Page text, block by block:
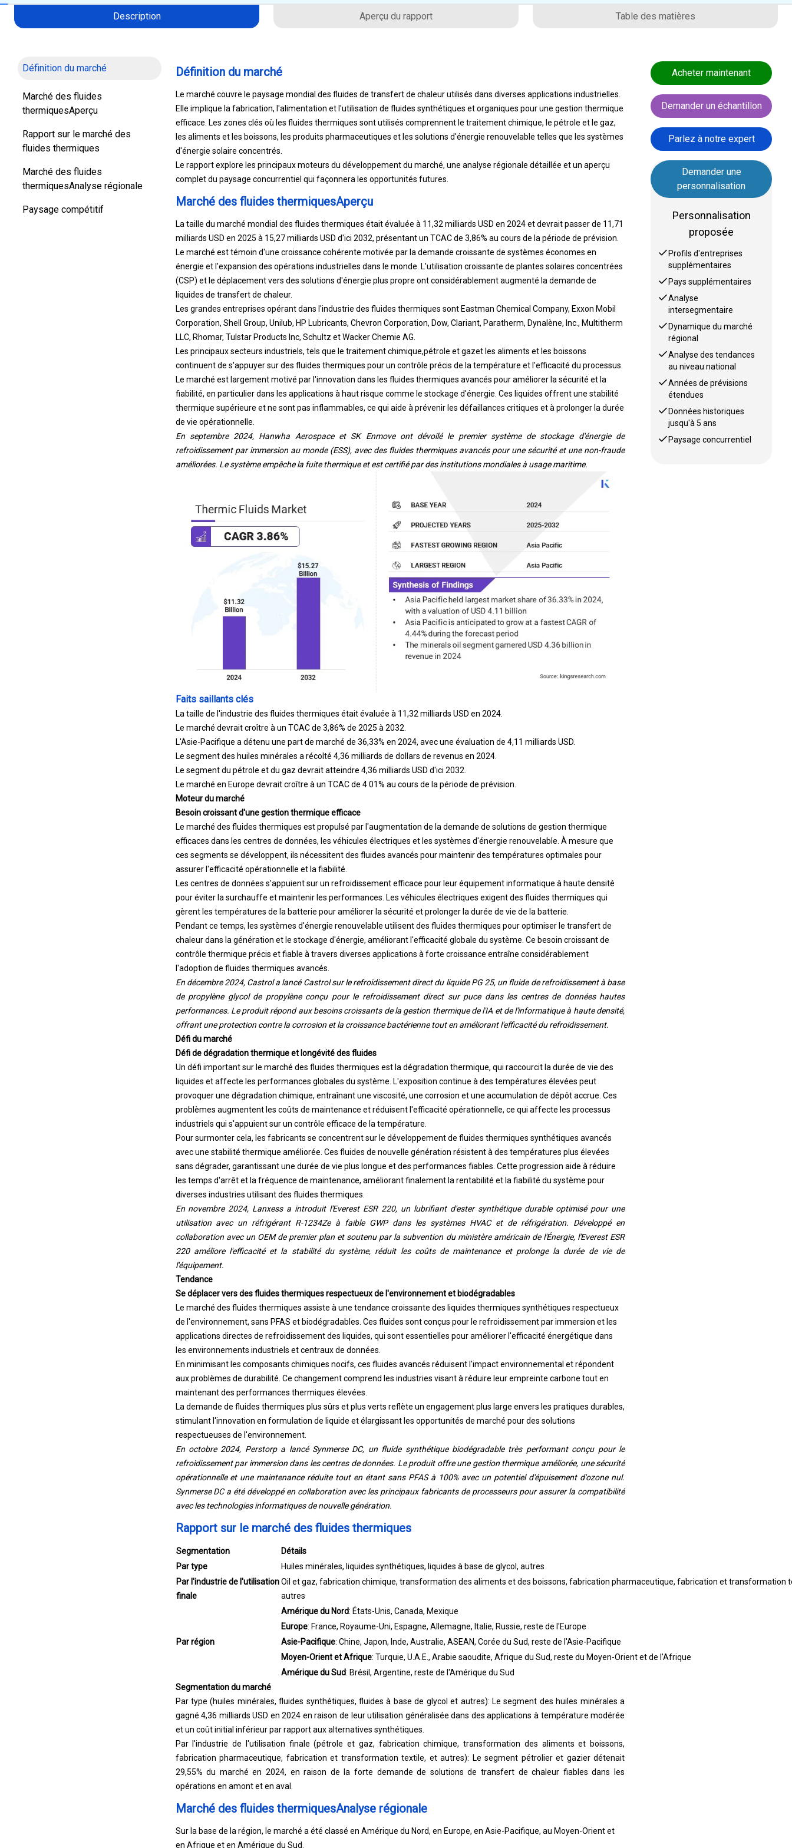
Description Aperçu du rapport Table des matières
Définition du marché
Marché des fluides
thermiquesAperçu
Rapport sur le marché des
fluides thermiques
Marché des fluides
thermiquesAnalyse régionale
Paysage compétitif
Définition du marché
Le marché couvre le paysage mondial des fluides de transfert de chaleur utilisés dans diverses applications industrielles.
Elle implique la fabrication, l'alimentation et l'utilisation de fluides synthétiques et organiques pour une gestion thermique
efficace. Les zones clés où les fluides thermiques sont utilisés comprennent le traitement chimique, le pétrole et le gaz,
les aliments et les boissons, les produits pharmaceutiques et les solutions d'énergie renouvelable telles que les systèmes
d'énergie solaire concentrés.
Le rapport explore les principaux moteurs du développement du marché, une analyse régionale détaillée et un aperçu
complet du paysage concurrentiel qui façonnera les opportunités futures.
Marché des fluides thermiquesAperçu
La taille du marché mondial des fluides thermiques était évaluée à 11,32 milliards USD en 2024 et devrait passer de 11,71
milliards USD en 2025 à 15,27 milliards USD d'ici 2032, présentant un TCAC de 3,86% au cours de la période de prévision.
Le marché est témoin d'une croissance cohérente motivée par la demande croissante de systèmes économes en
énergie et l'expansion des opérations industrielles dans le monde. L'utilisation croissante de plantes solaires concentrées
(CSP) et le déplacement vers des solutions d'énergie plus propre ont considérablement augmenté la demande de
liquides de transfert de chaleur.
Les grandes entreprises opérant dans l'industrie des fluides thermiques sont Eastman Chemical Company, Exxon Mobil
Corporation, Shell Group, Unilub, HP Lubricants, Chevron Corporation, Dow, Clariant, Paratherm, Dynalène, Inc., Multitherm
LLC, Rhomar, Tulstar Products Inc, Schultz et Wacker Chemie AG.
Les principaux secteurs industriels, tels que le traitement chimique,
pétrole et gaz
et les aliments et les boissons
continuent de s'appuyer sur des fluides thermiques pour un contrôle précis de la température et l'efficacité du processus.
Le marché est largement motivé par l'innovation dans les fluides thermiques avancés pour améliorer la sécurité et la
fiabilité, en particulier dans les applications à haut risque comme le stockage d'énergie. Ces liquides offrent une stabilité
thermique supérieure et ne sont pas inflammables, ce qui aide à prévenir les défaillances critiques et à prolonger la durée
de vie opérationnelle.
En septembre 2024, Hanwha Aerospace et SK Enmove ont dévoilé le premier système de stockage d'énergie de
refroidissement par immersion au monde (ESS), avec des fluides thermiques avancés pour une sécurité et une non-fraude
améliorées. Le système empêche la fuite thermique et est certifié par des institutions mondiales à usage maritime.
Faits saillants clés
La taille de l'industrie des fluides thermiques était évaluée à 11,32 milliards USD en 2024.
Le marché devrait croître à un TCAC de 3,86% de 2025 à 2032.
L'Asie-Pacifique a détenu une part de marché de 36,33% en 2024, avec une évaluation de 4,11 milliards USD.
Le segment des huiles minérales a récolté 4,36 milliards de dollars de revenus en 2024.
Le segment du pétrole et du gaz devrait atteindre 4,36 milliards USD d'ici 2032.
Le marché en Europe devrait croître à un TCAC de 4 01% au cours de la période de prévision.
Moteur du marché
Besoin croissant d'une gestion thermique efficace
Le marché des fluides thermiques est propulsé par l'augmentation de la demande de solutions de gestion thermique
efficaces dans les centres de données, les véhicules électriques et les systèmes d'énergie renouvelable. À mesure que
ces segments se développent, ils nécessitent des fluides avancés pour maintenir des températures optimales pour
assurer l'efficacité opérationnelle et la fiabilité.
Les centres de données s'appuient sur un refroidissement efficace pour leur équipement informatique à haute densité
pour éviter la surchauffe et maintenir les performances. Les véhicules électriques exigent des fluides thermiques qui
gèrent les températures de la batterie pour améliorer la sécurité et prolonger la durée de vie de la batterie.
Pendant ce temps, les systèmes d'énergie renouvelable utilisent des fluides thermiques pour optimiser le transfert de
chaleur dans la génération et le stockage d'énergie, améliorant l'efficacité globale du système. Ce besoin croissant de
contrôle thermique précis et fiable à travers diverses applications à forte croissance entraîne considérablement
l'adoption de fluides thermiques avancés.
En décembre 2024, Castrol a lancé Castrol sur le refroidissement direct du liquide PG 25, un fluide de refroidissement à base
de propylène glycol de propylène conçu pour le refroidissement direct sur puce dans les centres de données hautes
performances. Le produit répond aux besoins croissants de la gestion thermique de l'IA et de l'informatique à haute densité,
offrant une protection contre la corrosion et la croissance bactérienne tout en améliorant l'efficacité du refroidissement.
Défi du marché
Défi de dégradation thermique et longévité des fluides
Un défi important sur le marché des fluides thermiques est la dégradation thermique, qui raccourcit la durée de vie des
liquides et affecte les performances globales du système. L'exposition continue à des températures élevées peut
provoquer une dégradation chimique, entraînant une viscosité, une corrosion et une accumulation de dépôt accrue. Ces
problèmes augmentent les coûts de maintenance et réduisent l'efficacité opérationnelle, ce qui affecte les processus
industriels qui s'appuient sur un contrôle efficace de la température.
Pour surmonter cela, les fabricants se concentrent sur le développement de fluides thermiques synthétiques avancés
avec une stabilité thermique améliorée. Ces fluides de nouvelle génération résistent à des températures plus élevées
sans dégrader, garantissant une durée de vie plus longue et des performances fiables. Cette progression aide à réduire
les temps d'arrêt et la fréquence de maintenance, améliorant finalement la rentabilité et la fiabilité du système pour
diverses industries utilisant des fluides thermiques.
En novembre 2024, Lanxess a introduit l'Everest ESR 220, un lubrifiant d'ester synthétique durable optimisé pour une
utilisation avec un réfrigérant R-1234Ze à faible GWP dans les systèmes HVAC et de réfrigération. Développé en
collaboration avec un OEM de premier plan et soutenu par la subvention du ministère américain de l'Énergie, l'Everest ESR
220 améliore l'efficacité et la stabilité du système, réduit les coûts de maintenance et prolonge la durée de vie de
l'équipement.
Tendance
Se déplacer vers des fluides thermiques respectueux de l'environnement et biodégradables
Le marché des fluides thermiques assiste à une tendance croissante des liquides thermiques synthétiques respectueux
de l'environnement, sans PFAS et biodégradables. Ces fluides sont conçus pour le refroidissement par immersion et les
applications directes de refroidissement des liquides, qui sont essentielles pour améliorer l'efficacité énergétique dans
les environnements industriels et centraux de données.
En minimisant les composants chimiques nocifs, ces fluides avancés réduisent l'impact environnemental et répondent
aux problèmes de durabilité. Ce changement comprend les industries visant à réduire leur empreinte carbone tout en
maintenant des performances thermiques élevées.
La demande de fluides thermiques plus sûrs et plus verts reflète un engagement plus large envers les pratiques durables,
stimulant l'innovation en formulation de liquide et élargissant les opportunités de marché pour des solutions
respectueuses de l'environnement.
En octobre 2024, Perstorp a lancé Synmerse DC, un fluide synthétique biodégradable très performant conçu pour le
refroidissement par immersion dans les centres de données. Le produit offre une gestion thermique améliorée, une sécurité
opérationnelle et une maintenance réduite tout en étant sans PFAS à 100% avec un potentiel d'épuisement d'ozone nul.
Synmerse DC a été développé en collaboration avec les principaux fabricants de processeurs pour assurer la compatibilité
avec les technologies informatiques de nouvelle génération.
Rapport sur le marché des fluides thermiques
Segmentation
Détails
Par type
Huiles minérales, liquides synthétiques, liquides à base de glycol, autres
Par l'industrie de l'utilisation
finale
Oil et gaz, fabrication chimique, transformation des aliments et des boissons, fabrication pharmaceutique, fabrication et transformation
Par région
Amérique du Nord: États-Unis, Canada, Mexique
Europe
: France, Royaume-Uni, Espagne, Allemagne, Italie, Russie, reste de l'Europe
Asie-Pacifique
: Chine, Japon, Inde, Australie, ASEAN, Corée du Sud, reste de l'Asie-Pacifique
Moyen-Orient et Afrique
: Turquie, U.A.E., Arabie saoudite, Afrique du Sud, reste du Moyen-Orient et de l'Afrique
Amérique du Sud: Brésil, Argentine, reste de l'Amérique du Sud
Segmentation du marché
Par type (huiles minérales, fluides synthétiques, fluides à base de glycol et autres): Le segment des huiles minérales a
gagné 4,36 milliards USD en 2024 en raison de leur utilisation généralisée dans des applications à température modérée
et un coût initial inférieur par rapport aux alternatives synthétiques.
Par l'industrie de l'utilisation finale (pétrole et gaz, fabrication chimique, transformation des aliments et boissons,
fabrication pharmaceutique, fabrication et transformation textile, et autres): Le segment pétrolier et gazier détenait
29,55% du marché en 2024, en raison de la forte demande de solutions de transfert de chaleur fiables dans les
opérations en amont et en aval.
Marché des fluides thermiquesAnalyse régionale
Sur la base de la région, le marché a été classé en Amérique du Nord, en Europe, en Asie-Pacifique, au Moyen-Orient et
en Afrique et en Amérique du Sud.
Acheter maintenant
Demander un échantillon
Parlez à notre expert
Demander une
personnalisation
Personnalisation
proposée
Profils d'entreprises
supplémentaires
Pays supplémentaires
Analyse
intersegmentaire
Dynamique du marché
régional
Analyse des tendances
au niveau national
Années de prévisions
étendues
Données historiques
jusqu'à 5 ans
Paysage concurrentiel